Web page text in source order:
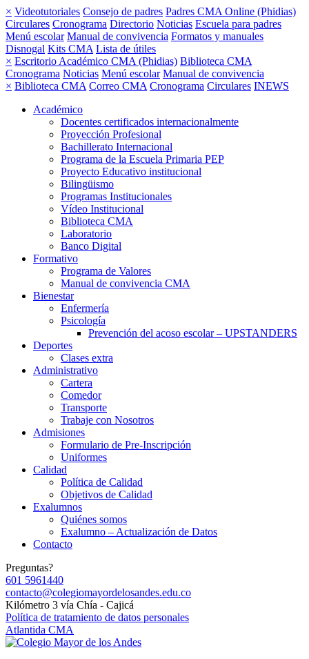
× Videotutoriales Consejo de padres Padres CMA Online (Phidias)
Circulares Cronograma Directorio Noticias Escuela para padres
Menú escolar Manual de convivencia Formatos y manuales
Disnogal Kits CMA Lista de útiles
× Escritorio Académico CMA (Phidias) Biblioteca CMA
Cronograma Noticias Menú escolar Manual de convivencia
× Biblioteca CMA Correo CMA Cronograma Circulares INEWS
Académico
Docentes certificados internacionalmente
Proyección Profesional
Bachillerato Internacional
Programa de la Escuela Primaria PEP
Proyecto Educativo institucional
Bilingüismo
Programas Institucionales
Vídeo Institucional
Biblioteca CMA
Laboratorio
Banco Digital
Formativo
Programa de Valores
Manual de convivencia CMA
Bienestar
Enfermería
Psicología
Prevención del acoso escolar – UPSTANDERS
Deportes
Clases extra
Administrativo
Cartera
Comedor
Transporte
Trabaje con Nosotros
Admisiones
Formulario de Pre-Inscripción
Uniformes
Calidad
Política de Calidad
Objetivos de Calidad
Exalumnos
Quiénes somos
Exalumno – Actualización de Datos
Contacto
Preguntas?
601 5961440
contacto@colegiomayordelosandes.edu.co
Kilómetro 3 vía Chía - Cajicá
Política de tratamiento de datos personales
Atlantida CMA